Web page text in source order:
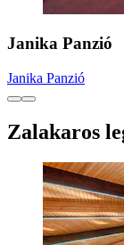
Janika Panzió
Janika Panzió
Zalakaros